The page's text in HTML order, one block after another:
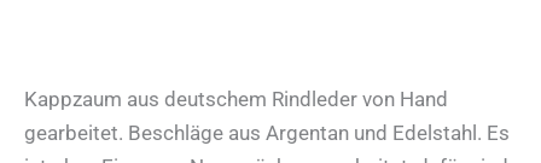
Kappzaum aus deutschem Rindleder von Hand
gearbeitet. Beschläge aus Argentan und Edelstahl. Es